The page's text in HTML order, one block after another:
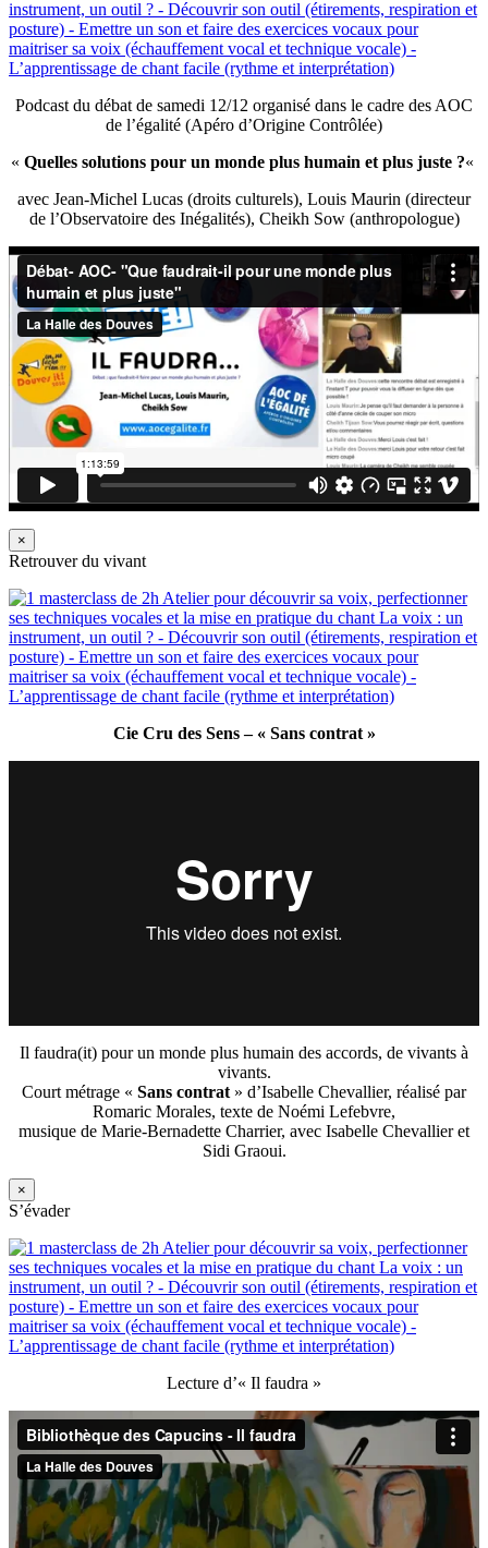
Podcast du débat de samedi 12/12 organisé dans le cadre des AOC
de l’égalité (Apéro d’Origine Contrôlée)
« Quelles solutions pour un monde plus humain et plus juste ?«
avec Jean-Michel Lucas (droits culturels), Louis Maurin (directeur
de l’Observatoire des Inégalités), Cheikh Sow (anthropologue)
×
Retrouver du vivant
Cie Cru des Sens – « Sans contrat »
Il faudra(it) pour un monde plus humain des accords, de vivants à
vivants.
Court métrage « Sans contrat » d’Isabelle Chevallier, réalisé par
Romaric Morales, texte de Noémi Lefebvre,
musique de Marie-Bernadette Charrier, avec Isabelle Chevallier et
Sidi Graoui.
×
S’évader
Lecture d’« Il faudra »